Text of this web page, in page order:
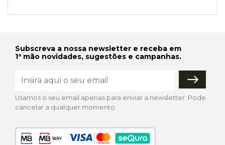
Subscreva a nossa newsletter e receba em
1ª mão novidades, sugestões e campanhas.
Usamos o seu email apenas para enviar a newsletter. Pode
cancelar a qualquer momento.